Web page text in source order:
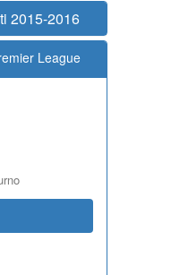
2015-2016
League